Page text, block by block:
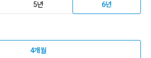
5년 6년
4개월